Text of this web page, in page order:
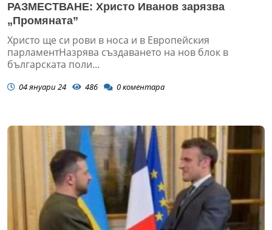
РАЗМЕСТВАНЕ: Христо Иванов зарязва
„Промяната”
Христо ще си рови в носа и в Европейския
парламентНазрява създаването на нов блок в
българската поли...
04 януари 24 486 0коментара